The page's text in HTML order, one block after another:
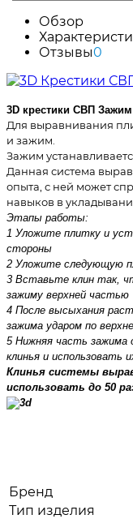
Обзор
Отзывы0
3D крестики СВП
Для выравнивания
и зажим.
Зажим
Данная система
опыта, с ней может
навыков в
Этапы работы:
1 Уложите плитку и
стороны
2 Уложите следующую
3 Вставьте клин так,
зажиму верхней частью
4 После высыхания
зажима ударом по
5 Нижняя часть зажима
клинья и использовать
Клинья системы
использовать до 50
Бренд
Тип изделия